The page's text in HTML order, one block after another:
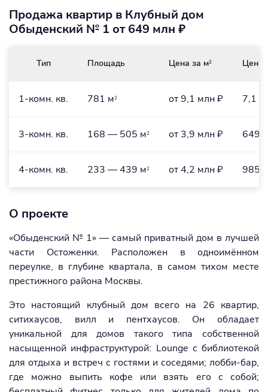
Продажа квартир в Клубный дом
Обыденский № 1 от 649 млн ₽
Тип Площадь Цена за м2 Цена
1-комн. кв. 781 м2 от 9,1 млн ₽ 7,1
3-комн. кв. 168 — 505 м2 от 3,9 млн ₽ 649
4-комн. кв. 233 — 439 м2 от 4,2 млн ₽
О проекте
«Обыденский № 1» — самый приватный дом в лучшей
части Остоженки. Расположен в одноимённом
переулке, в глубине квартала, в самом тихом месте
престижного района Москвы.
Это настоящий клубный дом всего на 26 квартир,
ситихаусов, вилл и пентхаусов. Он обладает
уникальной для домов такого типа собственной
насыщенной инфраструктурой: Lounge с библиотекой
для отдыха и встреч с гостями и соседями; лобби-бар,
где можно выпить кофе или взять его с собой;